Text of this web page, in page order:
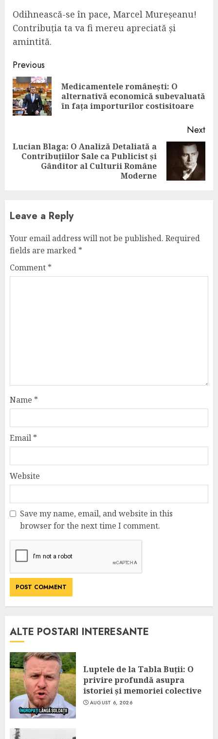
Odihnească-se în pace, Marcel Mureșeanu!
Contribuția ta va fi mereu apreciată și
amintită.
Continue
Reading
Previous
Medicamentele românești: O
alternativă economică subevaluată
în fața importurilor costisitoare
Next
Next
Lucian Blaga: O Analiză Detaliată a
Contribuțiilor Sale ca Publicist și
Gânditor al Culturii Române
Moderne
Leave a Reply
Your email address will not be published. Required
fields are marked *
Comment *
Name *
Email *
Website
Save my name, email, and website in this
browser for the next time I comment.
ALTE POSTARI INTERESANTE
Luptele de la Tabla Buții: O
privire profundă asupra
istoriei și memoriei colective
AUGUST 6, 2026